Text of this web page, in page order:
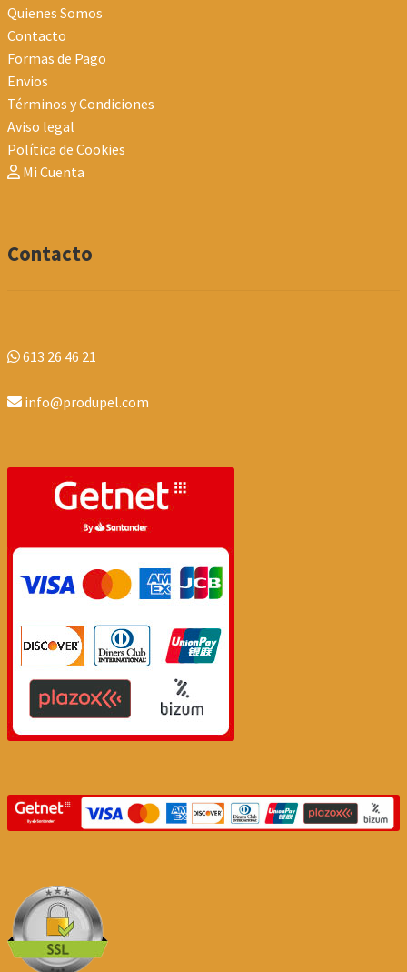
Quienes Somos
Contacto
Formas de Pago
Envios
Términos y Condiciones
Aviso legal
Política de Cookies
Mi Cuenta
Contacto
613 26 46 21
info@produpel.com